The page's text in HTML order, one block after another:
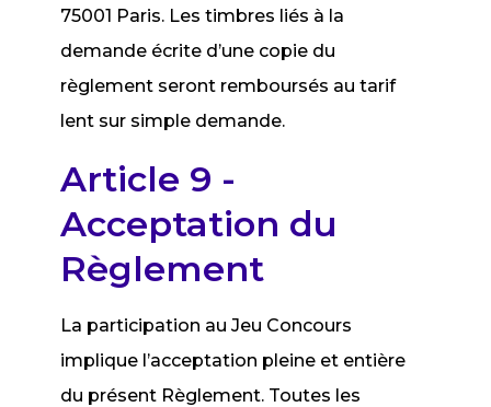
75001 Paris. Les timbres liés à la
demande écrite d’une copie du
règlement seront remboursés au tarif
lent sur simple demande.
Article 9 -
Acceptation du
Règlement
La participation au Jeu Concours
implique l’acceptation pleine et entière
du présent Règlement. Toutes les